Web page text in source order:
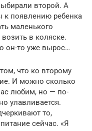
второй. А
к появлению ребенка
маленького
в коляске.
он-то уже вырос…
что ко второму
И можно сколько
любим, но — по-
улавливается.
то,
сейчас. «Я